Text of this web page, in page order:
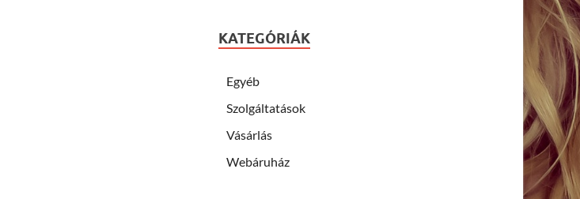
KATEGÓRIÁK
Egyéb
Szolgáltatások
Vásárlás
Webáruház